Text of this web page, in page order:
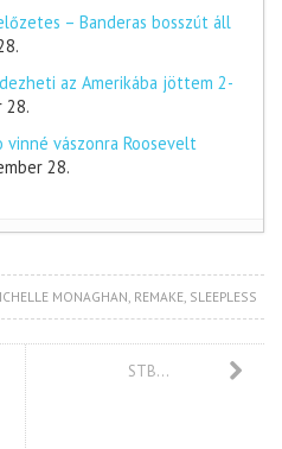
– Banderas bosszút áll
az Amerikába jöttem 2-
28.
vinné vászonra Roosevelt
28.
MONAGHAN, REMAKE, SLEEPLESS
STB…